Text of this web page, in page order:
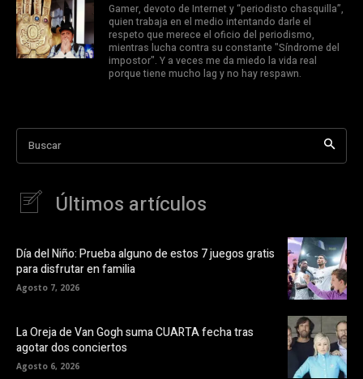
Gamer, devoto de Internet y “periodisto chasquilla”,
quien trabaja en el medio intentando darle el
respeto que merece el oficio del periodismo,
mientras lucha contra su constante "Síndrome del
impostor". Y a veces me da miedo la vida real
porque tiene mucho lag y no hay respawn.
Buscar
Últimos artículos
Día del Niño: Prueba alguno de estos 7 juegos gratis
para disfrutar en familia
Agosto 7, 2026
La Oreja de Van Gogh suma CUARTA fecha tras
agotar dos conciertos
Agosto 6, 2026